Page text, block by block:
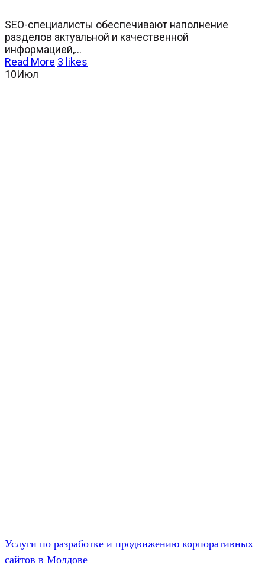
SEO-специалисты обеспечивают наполнение
разделов актуальной и качественной
информацией,...
Read More 3 likes
10Июл
Услуги по разработке и продвижению корпоративных
сайтов в Молдове